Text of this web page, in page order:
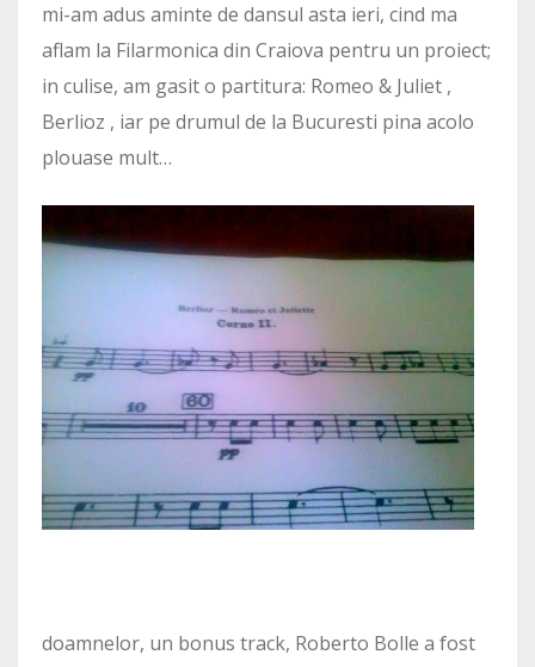
mi-am adus aminte de dansul asta ieri, cind ma
aflam la Filarmonica din Craiova pentru un proiect;
in culise, am gasit o partitura: Romeo & Juliet ,
Berlioz , iar pe drumul de la Bucuresti pina acolo
plouase mult…
doamnelor, un bonus track, Roberto Bolle a fost